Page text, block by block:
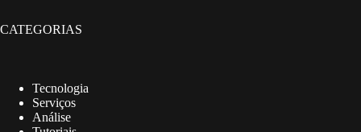
CATEGORIAS
Tecnologia
Serviços
Análise